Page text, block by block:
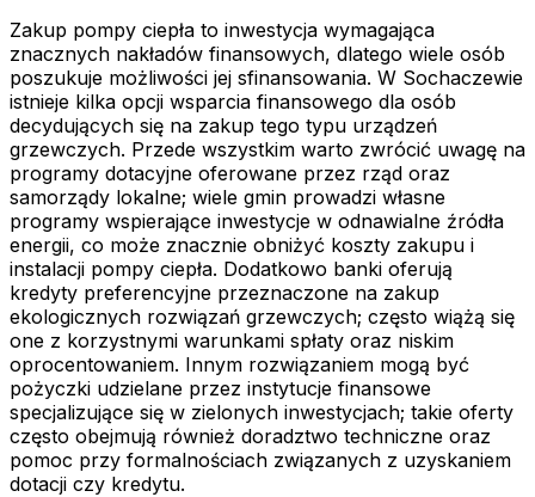
Zakup pompy ciepła to inwestycja wymagająca
znacznych nakładów finansowych, dlatego wiele osób
poszukuje możliwości jej sfinansowania. W Sochaczewie
istnieje kilka opcji wsparcia finansowego dla osób
decydujących się na zakup tego typu urządzeń
grzewczych. Przede wszystkim warto zwrócić uwagę na
programy dotacyjne oferowane przez rząd oraz
samorządy lokalne; wiele gmin prowadzi własne
programy wspierające inwestycje w odnawialne źródła
energii, co może znacznie obniżyć koszty zakupu i
instalacji pompy ciepła. Dodatkowo banki oferują
kredyty preferencyjne przeznaczone na zakup
ekologicznych rozwiązań grzewczych; często wiążą się
one z korzystnymi warunkami spłaty oraz niskim
oprocentowaniem. Innym rozwiązaniem mogą być
pożyczki udzielane przez instytucje finansowe
specjalizujące się w zielonych inwestycjach; takie oferty
często obejmują również doradztwo techniczne oraz
pomoc przy formalnościach związanych z uzyskaniem
dotacji czy kredytu.